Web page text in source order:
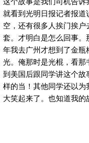
就看到光明日报记者报
空，还有很多人挨门挨
套。才明白是怎么回事
年我去广州才想到了金
光。俺那时是光棍，看那
到美国后跟同学讲这个
样的当！其他同学还以
大笑起来了。也知道我的